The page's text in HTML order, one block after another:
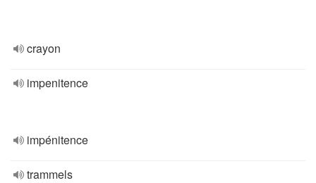
crayon
impenitence
impénitence
trammels